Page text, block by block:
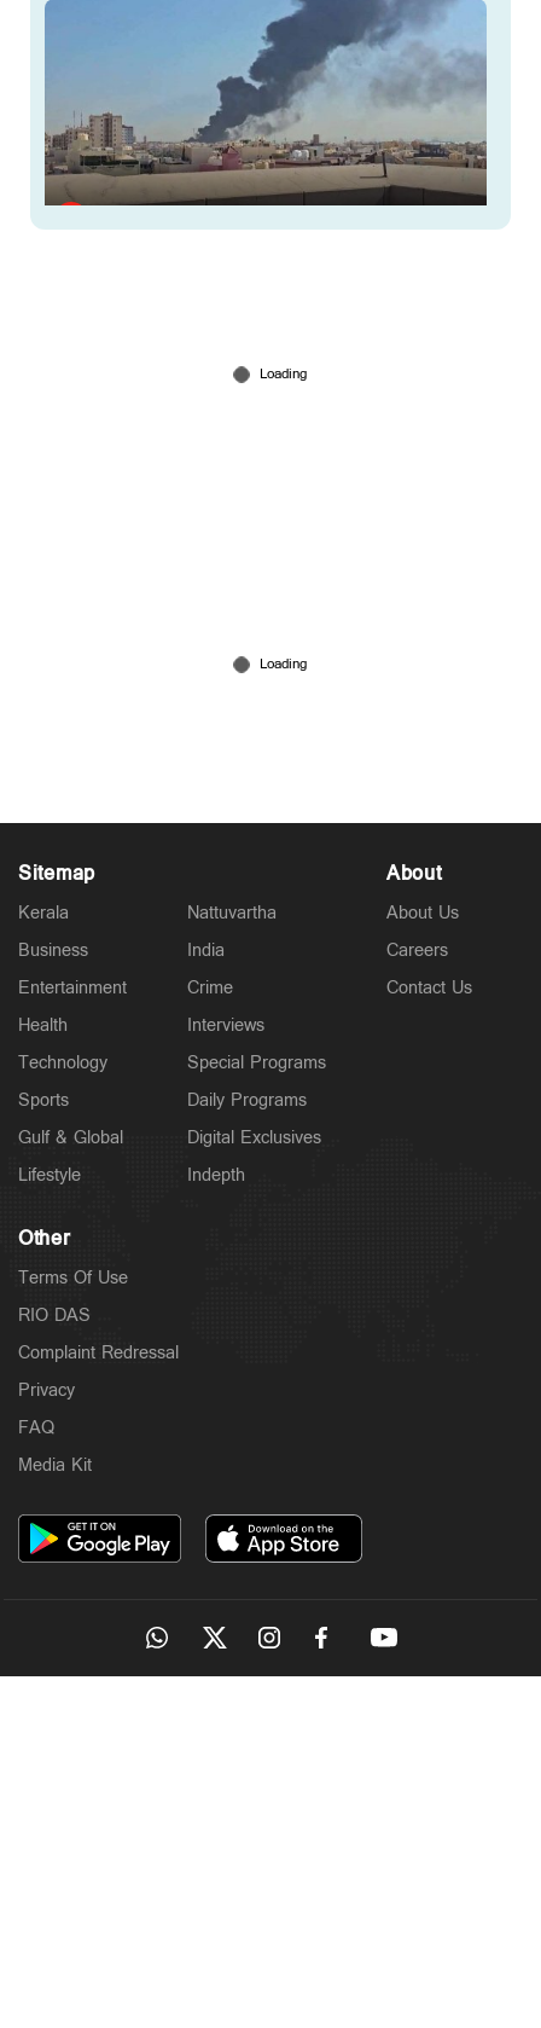
ആക്രമണം തുടര്‍ന്ന് ഇറാന്‍; കുവൈത്ത്
വിമാനത്താവളം അടച്ചു
Sitemap
Kerala
Business
Entertainment
Health
Technology
Sports
Gulf & Global
Lifestyle
Nattuvartha
India
Crime
Interviews
Special Programs
Daily Programs
Digital Exclusives
Indepth
About
About Us
Careers
Contact Us
Other
Terms Of Use
RIO DAS
Complaint Redressal
Privacy
FAQ
Media Kit